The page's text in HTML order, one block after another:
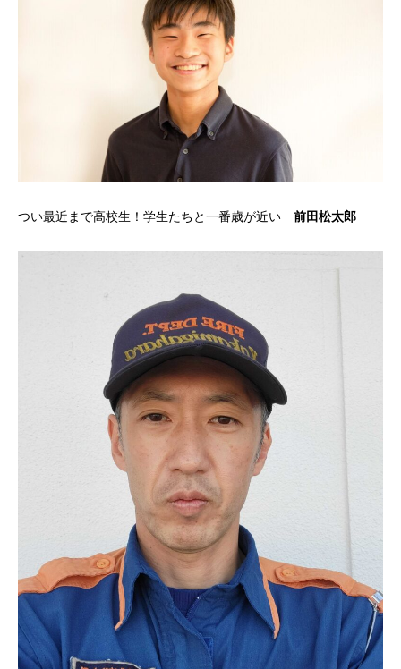
つい最近まで高校生！学生たちと一番歳が近い 前田松太郎